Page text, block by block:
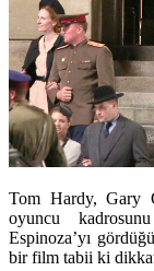
Tom Hardy, Gary
oyuncu
Espinoza’yı
bir film tabii ki